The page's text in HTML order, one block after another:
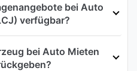
bei Auto
verfügbar?
bei Auto Mieten